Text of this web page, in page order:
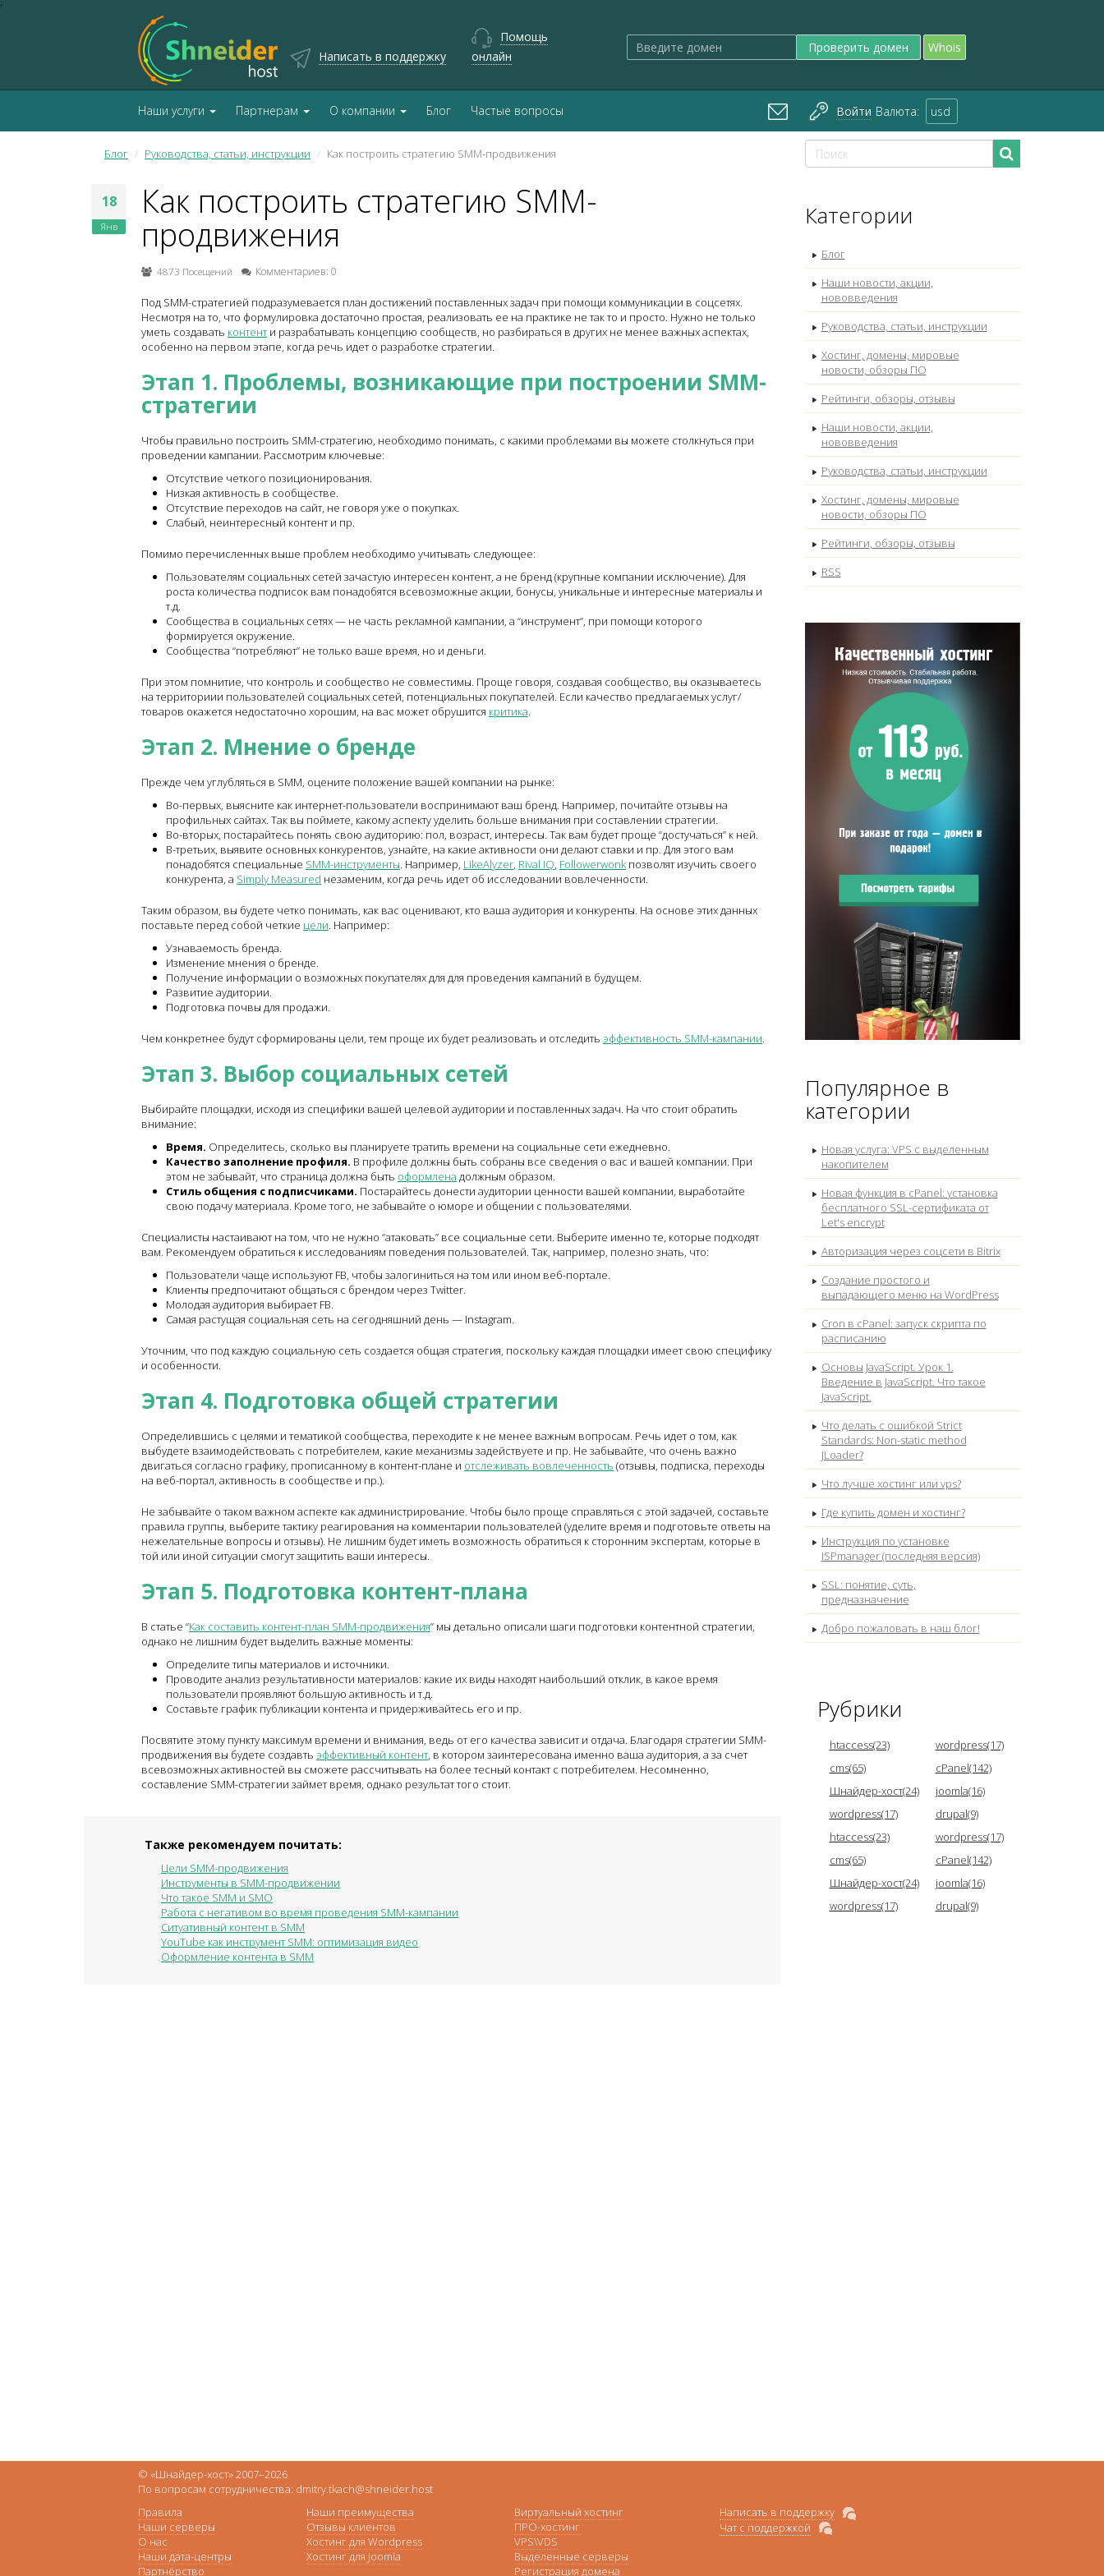
'
Написать в поддержку
Помощь
онлайн
Проверить домен Whois
Наши услуги Партнерам О компании Блог Частые вопросы Войти Валюта: usd
Блог Руководства, статьи, инструкции Как построить стратегию SMM-продвижения
18
Янв
Как построить стратегию SMM-
продвижения
4873 Посещений Комментариев: 0
Под SMM-стратегией подразумевается план достижений поставленных задач при помощи коммуникации в соцсетях.
Несмотря на то, что формулировка достаточно простая, реализовать ее на практике не так то и просто. Нужно не только
уметь создавать контенти разрабатывать концепцию сообществ, но разбираться в других не менее важных аспектах,
особенно на первом этапе, когда речь идет о разработке стратегии.
Этап 1. Проблемы, возникающие при построении SMM-
стратегии
Чтобы правильно построить SMM-стратегию, необходимо понимать, с какими проблемами вы можете столкнуться при
проведении кампании. Рассмотрим ключевые:
Отсутствие четкого позиционирования.
Низкая активность в сообществе.
Отсутствие переходов на сайт, не говоря уже о покупках.
Слабый, неинтересный контент и пр.
Помимо перечисленных выше проблем необходимо учитывать следующее:
Пользователям социальных сетей зачастую интересен контент, а не бренд (крупные компании исключение). Для
роста количества подписок вам понадобятся всевозможные акции, бонусы, уникальные и интересные материалы и
т.д.
Сообщества в социальных сетях — не часть рекламной кампании, а “инструмент”, при помощи которого
формируется окружение.
Сообщества “потребляют” не только ваше время, но и деньги.
При этом помнитие, что контроль и сообщество не совместимы. Проще говоря, создавая сообщество, вы оказываетесь
на территориии пользователей социальных сетей, потенциальных покупателей. Если качество предлагаемых услуг/
товаров окажется недостаточно хорошим, на вас может обрушится критика.
Этап 2. Мнение о бренде
Прежде чем углубляться в SMM, оцените положение вашей компании на рынке:
Во-первых, выясните как интернет-пользователи воспринимают ваш бренд. Например, почитайте отзывы на
профильных сайтах. Так вы поймете, какому аспекту уделить больше внимания при составлении стратегии.
Во-вторых, постарайтесь понять свою аудиторию: пол, возраст, интересы. Так вам будет проще “достучаться” к ней.
В-третьих, выявите основных конкурентов, узнайте, на какие активности они делают ставки и пр. Для этого вам
понадобятся специальные SMM-инструменты. Например, LikeAlyzer, Rival IQ, Followerwonkпозволят изучить своего
конкурента, а Simply Measured незаменим, когда речь идет об исследовании вовлеченности.
Таким образом, вы будете четко понимать, как вас оценивают, кто ваша аудитория и конкуренты. На основе этих данных
поставьте перед собой четкие цели. Например:
Узнаваемость бренда.
Изменение мнения о бренде.
Получение информации о возможных покупателях для для проведения кампаний в будущем.
Развитие аудитории.
Подготовка почвы для продажи.
Чем конкретнее будут сформированы цели, тем проще их будет реализовать и отследить эффективность SMM-кампании.
Этап 3. Выбор социальных сетей
Выбирайте площадки, исходя из специфики вашей целевой аудитории и поставленных задач. На что стоит обратить
внимание:
Время. Определитесь, сколько вы планируете тратить времени на социальные сети ежедневно.
Качество заполнение профиля. В профиле должны быть собраны все сведения о вас и вашей компании. При
этом не забывайт, что страница должна быть оформлена должным образом.
Стиль общения с подписчиками. Постарайтесь донести аудитории ценности вашей компании, выработайте
свою подачу материала. Кроме того, не забывайте о юморе и общении с пользователями.
Специалисты настаивают на том, что не нужно “атаковать” все социальные сети. Выберите именно те, которые подходят
вам. Рекомендуем обратиться к исследованиям поведения пользователей. Так, например, полезно знать, что:
Пользователи чаще используют FB, чтобы залогиниться на том или ином веб-портале.
Клиенты предпочитают общаться с брендом через Twitter.
Молодая аудитория выбирает FB.
Самая растущая социальная сеть на сегодняшний день — Instagram.
Уточним, что под каждую социальную сеть создается общая стратегия, поскольку каждая площадки имеет свою специфику
и особенности.
Этап 4. Подготовка общей стратегии
Определившись с целями и тематикой сообщества, переходите к не менее важным вопросам. Речь идет о том, как
выбудете взаимодействовать с потребителем, какие механизмы задействуете и пр. Не забывайте, что очень важно
двигаться согласно графику, прописанному в контент-плане и отслеживать вовлеченность (отзывы, подписка, переходы
на веб-портал, активность в сообществе и пр.).
Не забывайте о таком важном аспекте как администрирование. Чтобы было проще справляться с этой задачей, составьте
правила группы, выберите тактику реагирования на комментарии пользователей (уделите время и подготовьте ответы на
нежелательные вопросы и отзывы). Не лишним будет иметь возможность обратиться к сторонним экспертам, которые в
той или иной ситуации смогут защитить ваши интересы.
Этап 5. Подготовка контент-плана
В статье “Как составить контент-план SMM-продвижения” мы детально описали шаги подготовки контентной стратегии,
однако не лишним будет выделить важные моменты:
Определите типы материалов и источники.
Проводите анализ результативности материалов: какие их виды находят наибольший отклик, в какое время
пользователи проявляют большую активность и т.д.
Составьте график публикации контента и придерживайтесь его и пр.
Посвятите этому пункту максимум времени и внимания, ведь от его качества зависит и отдача. Благодаря стратегии SMM-
продвижения вы будете создавть эффективный контент, в котором заинтересована именно ваша аудитория, а за счет
всевозможных активностей вы сможете рассчитывать на более тесный контакт с потребителем. Несомненно,
составление SMM-стратегии займет время, однако результат того стоит.
Также рекомендуем почитать:
Цели SMM-продвижения
Инструменты в SMM-продвижении
Что такое SMM и SMO
Работа с негативом во время проведения SMM-кампании
Ситуативный контент в SMM
YouTube как инструмент SMM: оптимизация видео
Оформление контента в SMM
Категории
Блог
Наши новости, акции,
нововведения
Руководства, статьи, инструкции
Хостинг, домены, мировые
новости, обзоры ПО
Рейтинги, обзоры, отзывы
Наши новости, акции,
нововведения
Руководства, статьи, инструкции
Хостинг, домены, мировые
новости, обзоры ПО
Рейтинги, обзоры, отзывы
RSS
Популярное в
категории
Новая услуга: VPS с выделенным
накопителем
Новая функция в cPanel: установка
бесплатного SSL-сертификата от
Let's encrypt
Авторизация через соцсети в Bitrix
Создание простого и
выпадающего меню на WordPress
Cron в cPanel: запуск скрипта по
расписанию
Основы JavaScript. Урок 1.
Введение в JavaScript. Что такое
JavaScript.
Что делать с ошибкой Strict
Standards: Non-static method
JLoader?
Что лучше хостинг или vps?
Где купить домен и хостинг?
Инструкция по установке
ISPmanager (последняя версия)
SSL: понятие, суть,
предназначение
Добро пожаловать в наш блог!
Рубрики
htaccess(23)
wordpress(17)
cms(65)
cPanel(142)
Шнайдер-хост(24)
joomla(16)
wordpress(17)
drupal(9)
htaccess(23)
wordpress(17)
cms(65)
cPanel(142)
Шнайдер-хост(24)
joomla(16)
wordpress(17)
drupal(9)
© «Шнайдер-хост» 2007–2026
По вопросам сотрудничества: dmitry.tkach@shneider.host
Правила
Наши серверы
О нас
Наши дата-центры
Партнёрство
Наши преимущества
Отзывы клиентов
Хостинг для Wordpress
Хостинг для Joomla
Виртуальный хостинг
ПРО-хостинг
VPS\VDS
Выделенные серверы
Регистрация домена
Написать в поддержку
Чат с поддержкой